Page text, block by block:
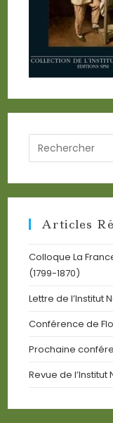
Search
for:
Articles
Colloque La
(1799-1870)
Lettre de l’Institut
Conférence de
Prochaine
Revue de